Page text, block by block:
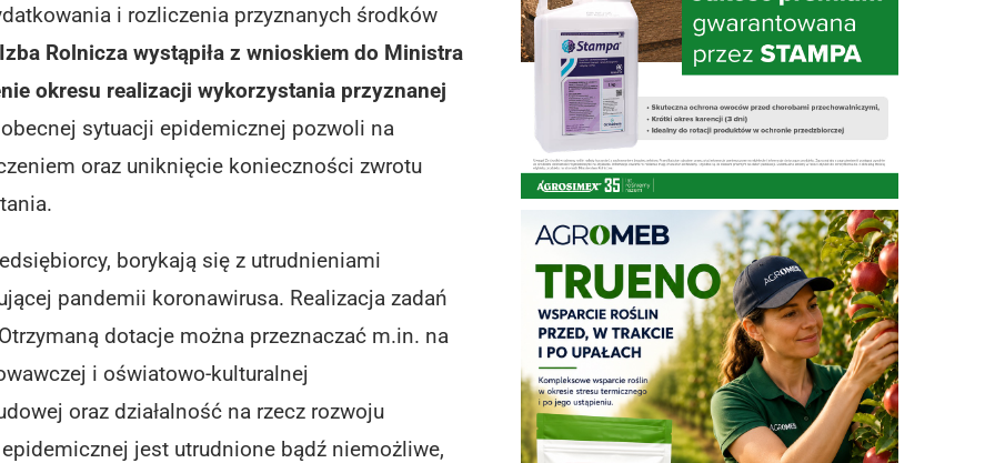
i rozliczenia przyznanych środków
Rolnicza wystąpiła z wnioskiem do Ministra
okresu realizacji wykorzystania przyznanej
sytuacji epidemicznej pozwoli na
oraz uniknięcie konieczności zwrotu
borykają się z utrudnieniami
pandemii koronawirusa. Realizacja zadań
dotacje można przeznaczać m.in. na
i oświatowo-kulturalnej
oraz działalność na rzecz rozwoju
jest utrudnione bądź niemożliwe,